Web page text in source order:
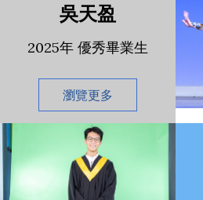
吳天盈
2025年 優秀畢業生
瀏覽更多